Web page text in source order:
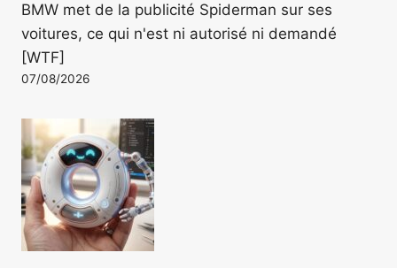
BMW met de la publicité Spiderman sur ses
voitures, ce qui n'est ni autorisé ni demandé
[WTF]
07/08/2026